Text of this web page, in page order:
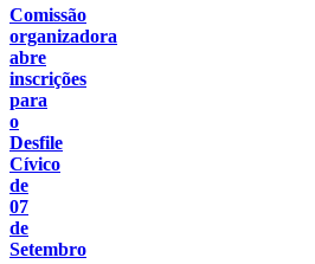
Comissão
organizadora
abre
inscrições
para
o
Desfile
Cívico
de
07
de
Setembro